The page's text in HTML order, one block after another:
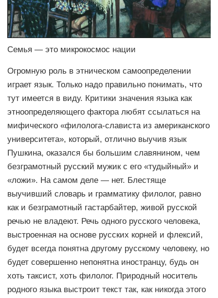
Семья — это микрокосмос нации
Огромную роль в этническом самоопределении
играет язык. Только надо правильно понимать, что
тут имеется в виду. Критики значения языка как
этноопределяющего фактора любят ссылаться на
мифического «филолога-слависта из американского
университета», который, отлично выучив язык
Пушкина, оказался бы большим славянином, чем
безграмотный русский мужик с его «тудыйный» и
«ложи». На самом деле — нет. Блестяще
выучивший словарь и грамматику филолог, равно
как и безграмотный гастарбайтер, живой русской
речью не владеют. Речь одного русского человека,
выстроенная на основе русских корней и флексий,
будет всегда понятна другому русскому человеку, но
будет совершенно непонятна иностранцу, будь он
хоть таксист, хоть филолог. Природный носитель
родного языка выстроит текст так, как никогда этого